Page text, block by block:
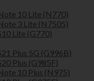
10 Lite (N770)
3 Lite (N7505)
Lite (G770)
Plus 5G (G996B)
Plus (G985F)
10 Plus (N975)